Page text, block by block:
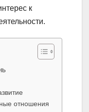
к
отношения